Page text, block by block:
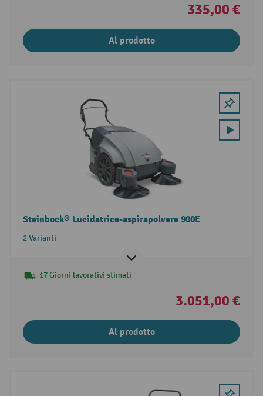
335,00 €
Al prodotto
Steinbock® Lucidatrice-aspirapolvere 900E
2 Varianti
17 Giorni lavorativi stimati
3.051,00 €
Al prodotto